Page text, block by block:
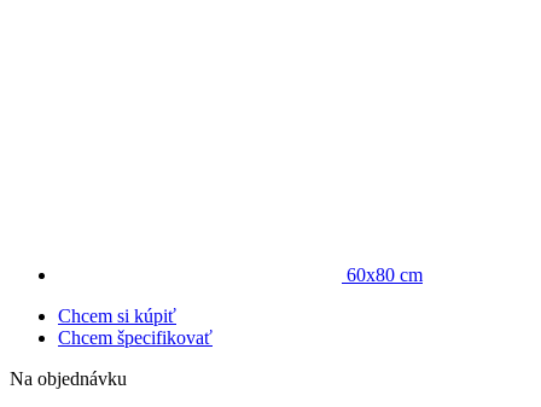
60x80 cm
Chcem si kúpiť
Chcem špecifikovať
Na objednávku